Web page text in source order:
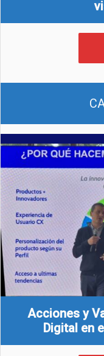
Acciones y
Digital en